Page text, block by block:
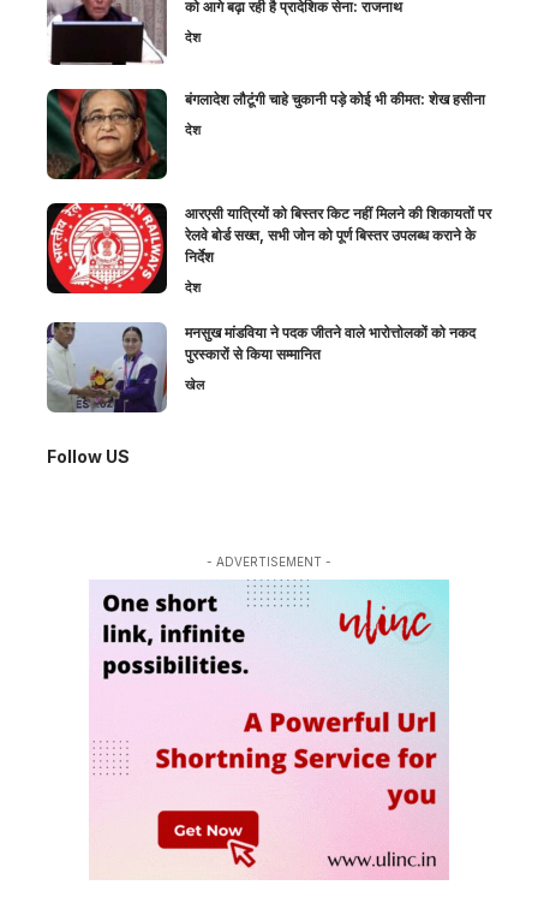
को आगे बढ़ा रही है प्रादेशिक सेना: राजनाथ
देश
बंगलादेश लौटूंगी चाहे चुकानी पड़े कोई भी कीमत: शेख हसीना
देश
आरएसी यात्रियों को बिस्तर किट नहीं मिलने की शिकायतों पर
रेलवे बोर्ड सख्त, सभी जोन को पूर्ण बिस्तर उपलब्ध कराने के
निर्देश
देश
मनसुख मांडविया ने पदक जीतने वाले भारोत्तोलकों को नकद
पुरस्कारों से किया सम्मानित
खेल
Follow US
- ADVERTISEMENT -